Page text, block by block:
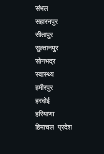
संभल
सहारनपुर
सीतापुर
सुल्तानपुर
सोनभद्र
स्वास्थ्य
हमीरपुर
हरदोई
हरियाणा
हिमाचल प्रदेश